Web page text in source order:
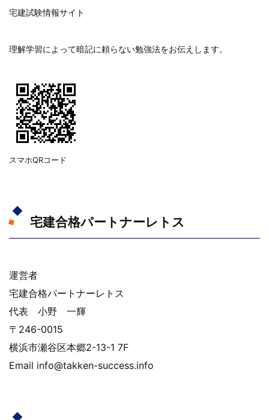
宅建試験情報サイト
理解学習によって暗記に頼らない勉強法をお伝えします。
スマホQRコード
宅建合格パートナーレトス
運営者
宅建合格パートナーレトス
代表 小野 一輝
〒246-0015
横浜市瀬谷区本郷2-13-1 7F
Email info@takken-success.info